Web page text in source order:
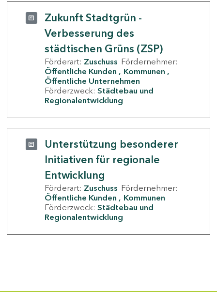
Zukunft Stadtgrün -
Verbesserung des
städtischen Grüns (ZSP)
Förderart: Zuschuss Fördernehmer:
Öffentliche Kunden
Kommunen
Öffentliche Unternehmen
Förderzweck: Städtebau und
Regionalentwicklung
Unterstützung besonderer
Initiativen für regionale
Entwicklung
Förderart: Zuschuss Fördernehmer:
Öffentliche Kunden
Kommunen
Förderzweck: Städtebau und
Regionalentwicklung